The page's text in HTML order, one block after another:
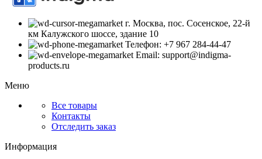
г. Москва, пос. Сосенское, 22-й
км Калужского шоссе, здание 10
Телефон: +7 967 284-44-47
Email: support@indigma-
products.ru
Меню
Все товары
Контакты
Отследить заказ
Информация